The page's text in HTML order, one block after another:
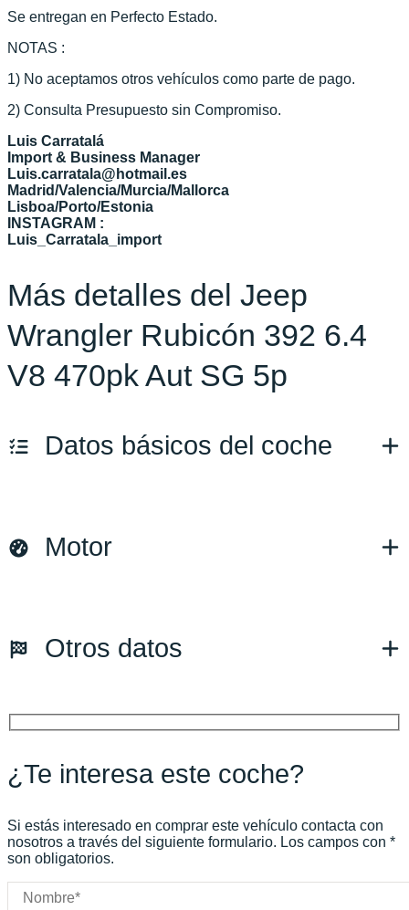
Se entregan en Perfecto Estado.
NOTAS :
1) No aceptamos otros vehículos como parte de pago.
2) Consulta Presupuesto sin Compromiso.
Luis Carratalá
Import & Business Manager
Luis.carratala@hotmail.es
Madrid/Valencia/Murcia/Mallorca
Lisboa/Porto/Estonia
INSTAGRAM :
Luis_Carratala_import
Más detalles del Jeep
Wrangler Rubicón 392 6.4
V8 470pk Aut SG 5p
Datos básicos del coche
Versión:No especificado
Motor
Transmisión:Automático
Potencia:470CV
Otros datos
Color:Verde
Color interior:
Carrocería:
Puertas:
Plazas:
¿Te interesa este coche?
Si estás interesado en comprar este vehículo contacta con
nosotros a través del siguiente formulario. Los campos con *
son obligatorios.